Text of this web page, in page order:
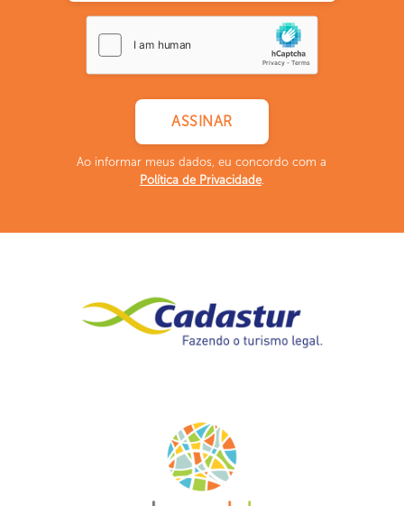
Ao informar meus dados, eu concordo com a
Política de Privacidade.